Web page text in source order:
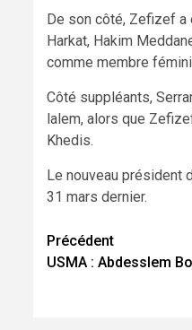
De son côté, Zefizef a
Harkat, Hakim
comme membre
Côté suppléants,
lalem, alors que
Khedis.
Le nouveau président
31 mars dernier.
Navigation
d’article
Précédent
USMA : Abdesslem